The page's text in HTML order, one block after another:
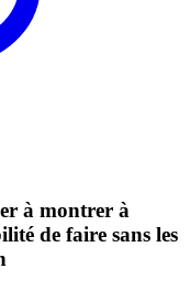
à montrer à
de faire sans les